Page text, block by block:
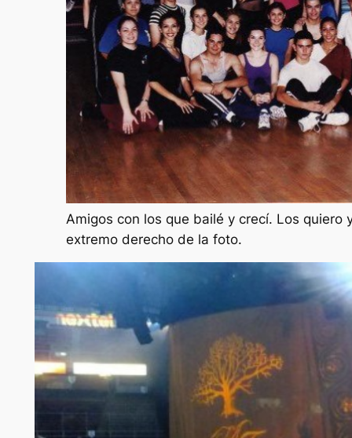
Amigos con los que bailé y crecí. Los quiero
extremo derecho de la foto.